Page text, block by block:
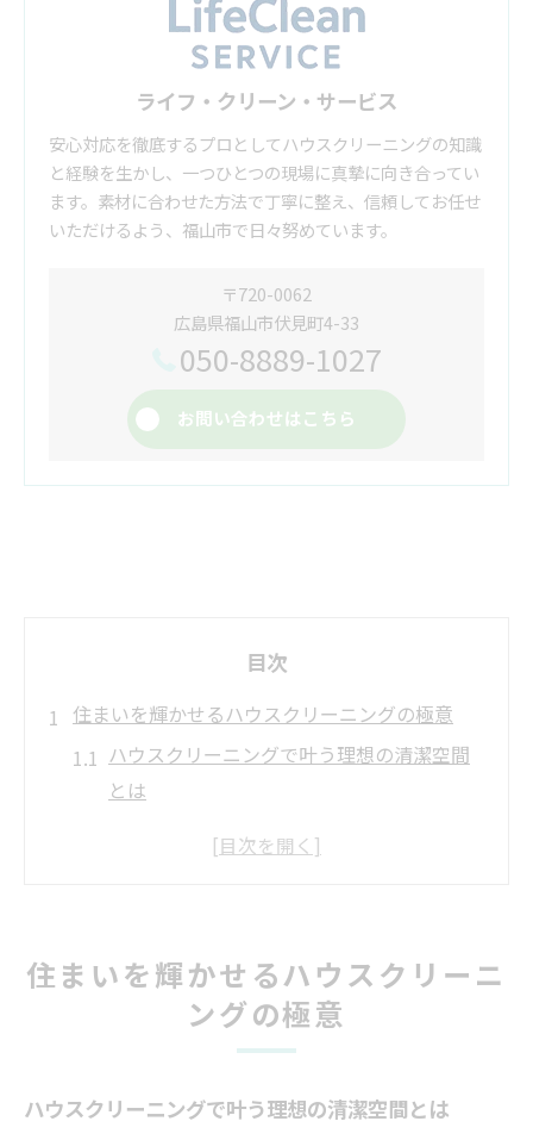
ライフ・クリーン・サービス
安心対応を徹底するプロとしてハウスクリーニングの知識
と経験を生かし、一つひとつの現場に真摯に向き合ってい
ます。素材に合わせた方法で丁寧に整え、信頼してお任せ
いただけるよう、福山市で日々努めています。
〒720-0062
広島県福山市伏見町4-33
050-8889-1027
お問い合わせはこちら
目次
住まいを輝かせるハウスクリーニングの極意
ハウスクリーニングで叶う理想の清潔空間
とは
プロのハウスクリーニングが持つ本当の効
日常と専門ハウスクリーニングの違いと魅
信頼できるハウスクリーニング業者の見極
め方
住まいを輝かせるハウスクリーニ
ングの極意
ハウスクリーニングで叶う理想の清潔空間とは